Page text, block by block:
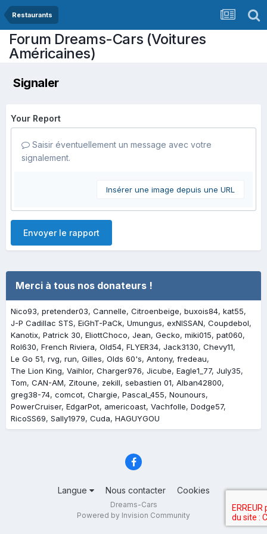
Restaurants
Forum Dreams-Cars (Voitures
Américaines)
Signaler
Your Report
Saisir éventuellement un message avec votre
signalement.
Insérer une image depuis une URL
Envoyer le rapport
Merci à tous nos donateurs !
Nico93 pretender03 Cannelle Citroenbeige buxois84 kat55
J-P Cadillac STS EiGhT-PaCk Umungus exNISSAN Coupdebol
Kanotix Patrick 30 EliottChoco Jean Gecko miki015 pat060
Rol630 French Riviera Old54 FLYER34 Jack3130 Chevy11
Le Go 51 rvg run Gilles Olds 60's Antony fredeau
The Lion King Vaihlor Charger976 Jicube Eagle1_77 July35
Tom CAN-AM Zitoune zekill sebastien 01 Alban42800
greg38-74 comcot Chargie Pascal_455 Nounours
PowerCruiser EdgarPot americoast Vachfolle Dodge57
RicoSS69 Sally1979 Cuda HAGUYGOU
Langue Nous contacter Cookies
Dreams-Cars
Powered by Invision Community